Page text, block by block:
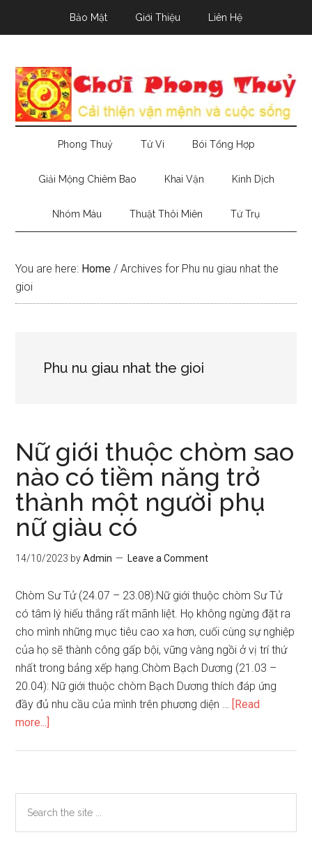
Bảo Mật Giới Thiệu Liên Hệ
Phong Thuỷ Tử Vi Bói Tổng Hợp
Giải Mộng Chiêm Bao Khai Vận Kinh Dịch
Nhóm Máu Thuật Thôi Miên Tứ Trụ
You are here: Home / Archives for Phu nu giau nhat the
gioi
Phu nu giau nhat the gioi
Nữ giới thuộc chòm sao
nào có tiềm năng trở
thành một người phụ
nữ giàu có
14/10/2023 byAdmin Leave a Comment
Chòm Sư Tử (24.07 – 23.08):Nữ giới thuộc chòm Sư Tử
có tâm lý hiếu thắng rất mãnh liệt. Họ không ngừng đặt ra
cho mình những mục tiêu cao xa hơn, cuối cùng sự nghiệp
của họ sẽ thành công gấp bội, vững vàng ngồi ở vị trí thứ
nhất trong bảng xếp hạng.Chòm Bạch Dương (21.03 –
20.04): Nữ giới thuộc chòm Bạch Dương thích đáp ứng
đầy đủ nhu cầu của mình trên phương diện … [Read
more...]
chòm
sao
nào
Primary
Sidebar
the